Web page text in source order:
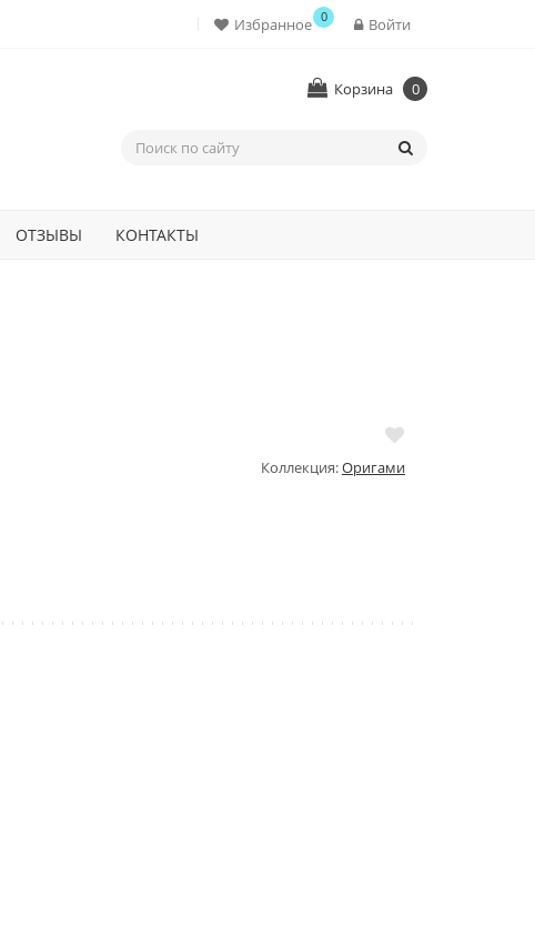
Войти
Избранное 0
Корзина 0
ОТЗЫВЫ КОНТАКТЫ
Коллекция:Оригами